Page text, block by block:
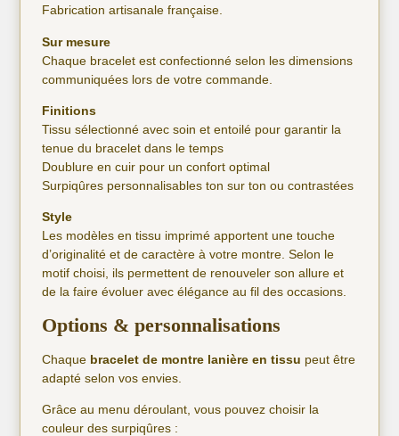
Fabrication artisanale française.
Sur mesure
Chaque bracelet est confectionné selon les dimensions
communiquées lors de votre commande.
Finitions
Tissu sélectionné avec soin et entoilé pour garantir la
tenue du bracelet dans le temps
Doublure en cuir pour un confort optimal
Surpiqûres personnalisables ton sur ton ou contrastées
Style
Les modèles en tissu imprimé apportent une touche
d’originalité et de caractère à votre montre. Selon le
motif choisi, ils permettent de renouveler son allure et
de la faire évoluer avec élégance au fil des occasions.
Options & personnalisations
Chaque bracelet de montre lanière en tissu peut être
adapté selon vos envies.
Grâce au menu déroulant, vous pouvez choisir la
couleur des surpiqûres :